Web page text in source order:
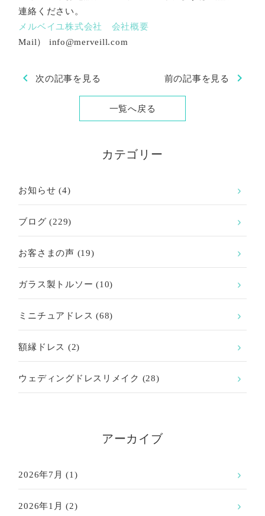
連絡ください。
メルベイユ株式会社 会社概要
Mail） info@merveill.com
chevron_left 次の記事を見る 前の記事を見る chevron_right
一覧へ戻る
カテゴリー
お知らせ (4)
ブログ (229)
お客さまの声 (19)
ガラス製トルソー (10)
ミニチュアドレス (68)
額縁ドレス (2)
ウェディングドレスリメイク (28)
アーカイブ
2026年7月 (1)
2026年1月 (2)